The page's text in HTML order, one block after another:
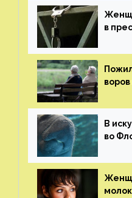
в
ему
В
во